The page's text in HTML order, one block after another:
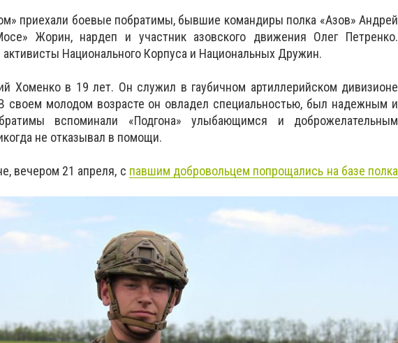
приехали боевые побратимы, бывшие командиры полка «Азов» Андрей
Жорин, нардеп и участник азовского движения Олег Петренко.
активисты Национального Корпуса и Национальных Дружин.
Хоменко в 19 лет. Он служил в гаубичном артиллерийском дивизионе
своем молодом возрасте он овладел специальностью, был надежным и
вспоминали «Подгона» улыбающимся и доброжелательным
не отказывал в помощи.
вечером 21 апреля, с павшим добровольцем попрощались на базе полка